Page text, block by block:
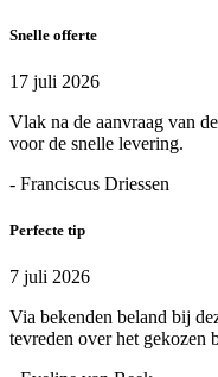
Snelle offerte
17 juli 2026
Vlak na de aanvraag van
voor de snelle levering.
- Franciscus Driessen
Perfecte tip
7 juli 2026
Via bekenden beland bij
tevreden over het gekozen